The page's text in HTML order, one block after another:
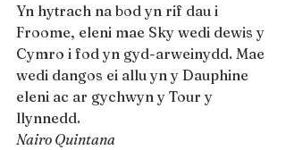
Yn hytrach na bod yn rif dau i
Froome, eleni mae Sky wedi dewis y
Cymro i fod yn gyd-arweinydd. Mae
wedi dangos ei allu yn y Dauphine
eleni ac ar gychwyn y Tour y
llynnedd.
Nairo Quintana